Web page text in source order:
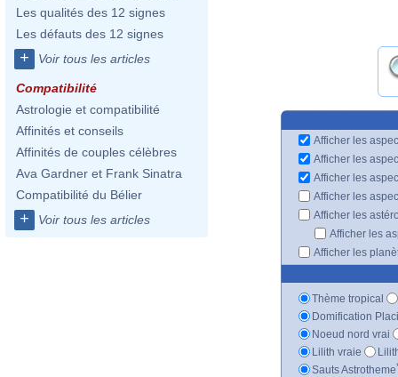
Les qualités des 12 signes
Les défauts des 12 signes
+ Voir tous les articles
Compatibilité
Astrologie et compatibilité
Affinités et conseils
Affinités de couples célèbres
Ava Gardner et Frank Sinatra
Compatibilité du Bélier
+ Voir tous les articles
Afficher les
Afficher les
Afficher les
Afficher les
Afficher les
Afficher les
Afficher les
Thème tropical
Domification
Noeud nord vrai
Lilith vraie
Sauts Astrotheme